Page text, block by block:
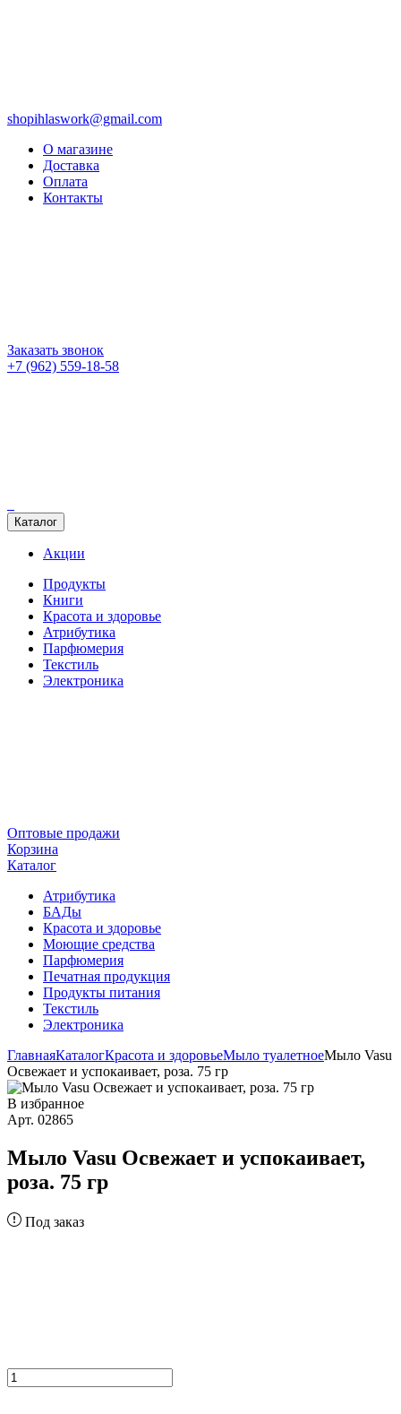
shopihlaswork@gmail.com
О магазине
Доставка
Оплата
Контакты
Заказать звонок
+7 (962) 559-18-58
Каталог
Акции
Продукты
Книги
Красота и здоровье
Атрибутика
Парфюмерия
Текстиль
Электроника
Оптовые продажи
Корзина
Каталог
Атрибутика
БАДы
Красота и здоровье
Моющие средства
Парфюмерия
Печатная продукция
Продукты питания
Текстиль
Электроника
ГлавнаяКаталогКрасота и здоровьеМыло туалетноеМыло Vasu
Освежает и успокаивает, роза. 75 гр
В избранное
Арт. 02865
Мыло Vasu Освежает и успокаивает,
роза. 75 гр
Под заказ